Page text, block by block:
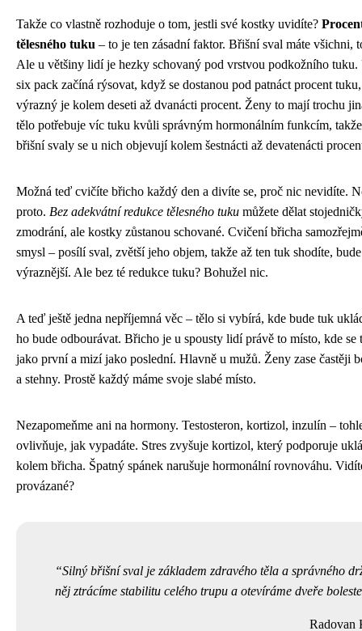
Takže co vlastně rozhoduje o tom, jestli své kostky uvidíte?
tělesného tuku – to je ten zásadní faktor. Břišní sval máte všichni,
Ale u většiny lidí je hezky schovaný pod vrstvou podkožního tuku.
six pack začíná rýsovat, když se dostanou pod patnáct procent
výrazný je kolem deseti až dvanácti procent. Ženy to mají trochu
tělo potřebuje víc tuku kvůli správným hormonálním funkcím,
břišní svaly se u nich objevují kolem šestnácti až devatenácti
Možná teď cvičíte břicho každý den a divíte se, proč nic nevidíte.
proto. Bez adekvátní redukce tělesného tuku můžete dělat
zmodrání, ale kostky zůstanou schované. Cvičení břicha
smysl – posílí sval, zvětší jeho objem, takže až ten tuk shodíte,
výraznější. Ale bez té redukce tuku? Bohužel nic.
A teď ještě jedna nepříjemná věc – tělo si vybírá, kde bude tuk
ho bude odbourávat. Břicho je u spousty lidí právě to místo, kde se
jako první a mizí jako poslední. Hlavně u mužů. Ženy zase častěji
a stehny. Prostě každý máme svoje slabé místo.
Nezapomeňme ani na hormony. Testosteron, kortizol, inzulín –
ovlivňuje, jak vypadáte. Stres zvyšuje kortizol, který podporuje
kolem břicha. Špatný spánek narušuje hormonální rovnováhu.
provázané?
Silný břišní sval je základem zdravého těla a správného
něj ztrácíme stabilitu celého trupu a otevíráme dveře
Radovan